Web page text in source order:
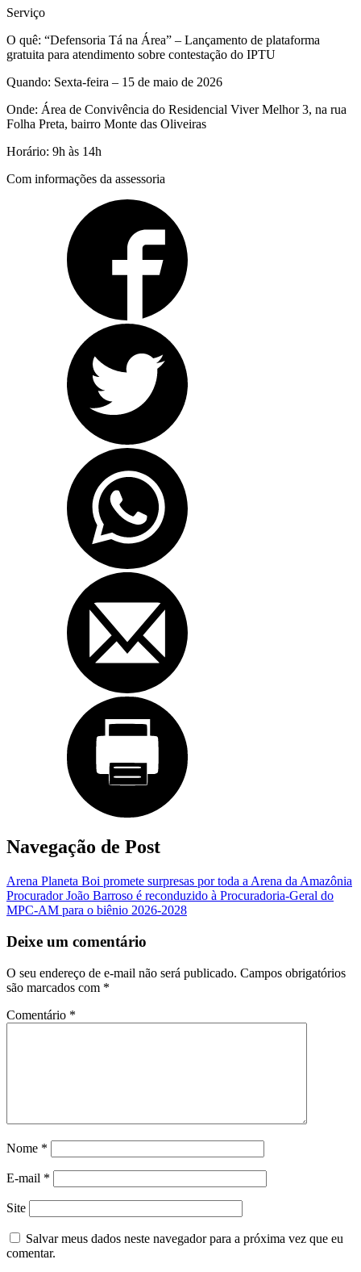
Serviço
O quê: “Defensoria Tá na Área” – Lançamento de plataforma
gratuita para atendimento sobre contestação do IPTU
Quando: Sexta-feira – 15 de maio de 2026
Onde: Área de Convivência do Residencial Viver Melhor 3, na rua
Folha Preta, bairro Monte das Oliveiras
Horário: 9h às 14h
Com informações da assessoria
Navegação de Post
Arena Planeta Boi promete surpresas por toda a Arena da Amazônia
Procurador João Barroso é reconduzido à Procuradoria-Geral do
MPC-AM para o biênio 2026-2028
Deixe um comentário
O seu endereço de e-mail não será publicado. Campos obrigatórios
são marcados com *
Comentário *
Nome *
E-mail *
Site
Salvar meus dados neste navegador para a próxima vez que eu
comentar.